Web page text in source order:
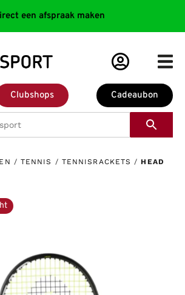
een afspraak maken
Cadeaubon
Clubshops
/ TENNIS / TENNISRACKETS /HEAD